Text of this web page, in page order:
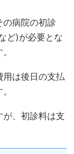
の病院の初診
ど)が必要とな
用は後日の支払
、初診料は支